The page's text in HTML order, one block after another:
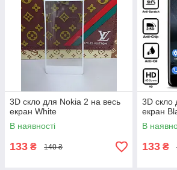
3D скло для Nokia 2 на весь
екран White
В наявності
133 ₴ 140 ₴
3D скло
екран
В
133 ₴